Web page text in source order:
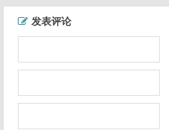
发表评论